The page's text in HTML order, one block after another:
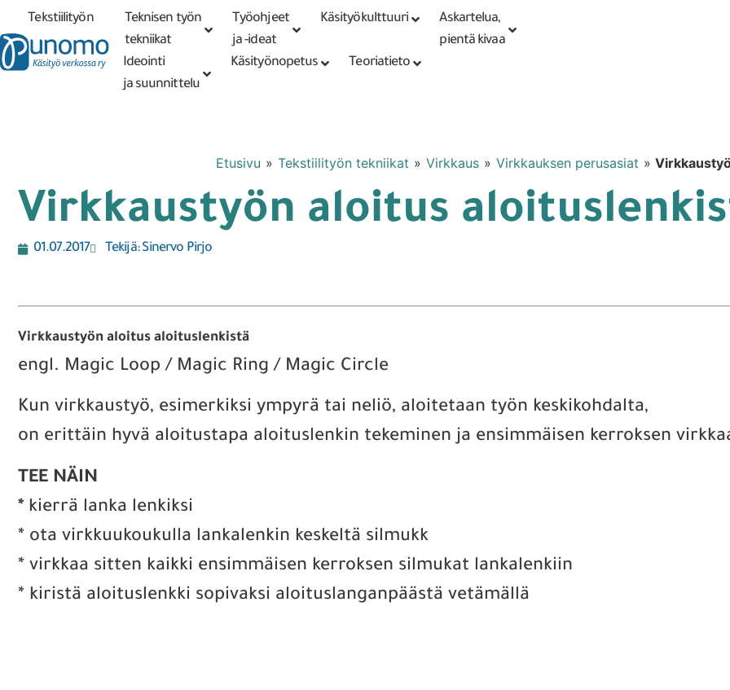
Tarkennettu PunomoputiikkiKirjaudu tai
rekisteröidy
Tekstiilityön
tekniikat
Teknisen työn
tekniikat
Työohjeet
ja -ideat
Käsityökulttuuri
Askartelua,
pientä kivaa
Ideointi
ja suunnittelu
Käsityönopetus Teoriatieto
Etusivu » Tekstiilityön tekniikat » Virkkaus » Virkkauksen perusasiat »
Virkkaustyön aloitus
01.07.2017 Tekijä:Sinervo Pirjo
Virkkaustyön aloitus aloituslenkistä
engl. Magic Loop / Magic Ring / Magic Circle
Kun virkkaustyö, esimerkiksi ympyrä tai neliö, aloitetaan työn keskikohdalta,
on erittäin hyvä aloitustapa aloituslenkin tekeminen ja ensimmäisen kerroksen
TEE NÄIN
* kierrä lanka lenkiksi
* ota virkkuukoukulla lankalenkin keskeltä silmukk
* virkkaa sitten kaikki ensimmäisen kerroksen silmukat lankalenkiin
* kiristä aloituslenkki sopivaksi aloituslanganpäästä vetämällä